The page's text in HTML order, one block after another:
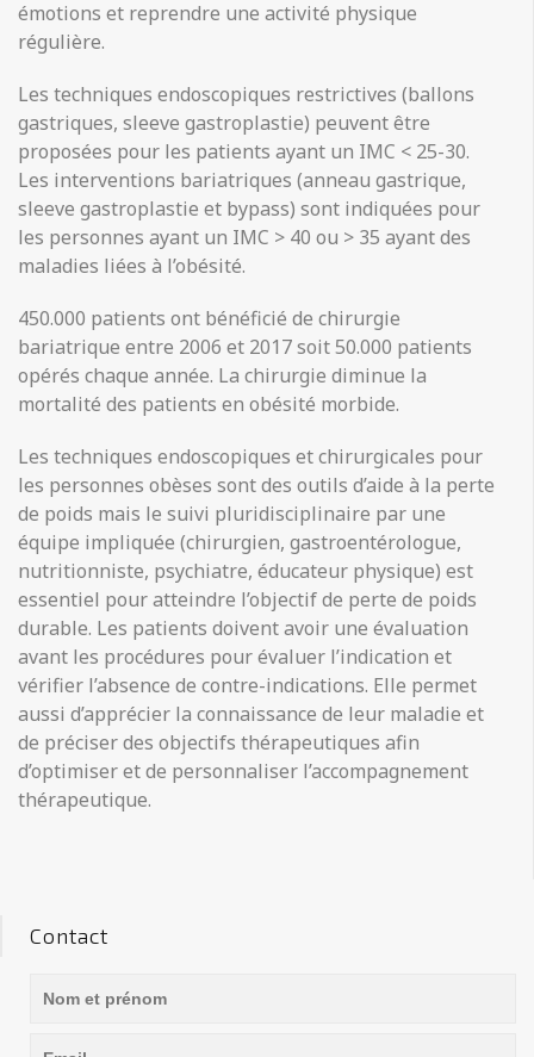
émotions et reprendre une activité physique
régulière.
Les techniques endoscopiques restrictives (ballons
gastriques, sleeve gastroplastie) peuvent être
proposées pour les patients ayant un IMC < 25-30.
Les interventions bariatriques (anneau gastrique,
sleeve gastroplastie et bypass) sont indiquées pour
les personnes ayant un IMC > 40 ou > 35 ayant des
maladies liées à l’obésité.
450.000 patients ont bénéficié de chirurgie
bariatrique entre 2006 et 2017 soit 50.000 patients
opérés chaque année. La chirurgie diminue la
mortalité des patients en obésité morbide.
Les techniques endoscopiques et chirurgicales pour
les personnes obèses sont des outils d’aide à la perte
de poids mais le suivi pluridisciplinaire par une
équipe impliquée (chirurgien, gastroentérologue,
nutritionniste, psychiatre, éducateur physique) est
essentiel pour atteindre l’objectif de perte de poids
durable. Les patients doivent avoir une évaluation
avant les procédures pour évaluer l’indication et
vérifier l’absence de contre-indications. Elle permet
aussi d’apprécier la connaissance de leur maladie et
de préciser des objectifs thérapeutiques afin
d’optimiser et de personnaliser l’accompagnement
thérapeutique.
Contact